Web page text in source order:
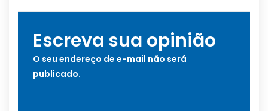
Escreva sua opinião
O seu endereço de e-mail não será
publicado.